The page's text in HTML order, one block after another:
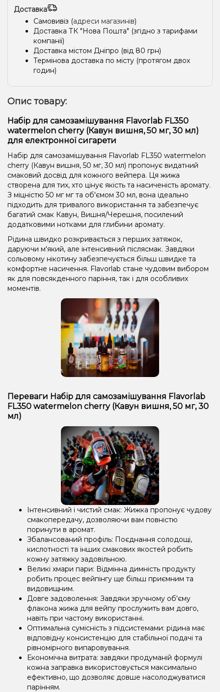
Доставка
Самовивіз (адреси магазинів)
Доставка ТК "Нова Пошта" (згідно з тарифами
компанії)
Доставка містом Дніпро (від 80 грн)
Термінова доставка по місту (протягом двох
годин)
Опис товару:
Набір для самозамішування Flavorlab FL350
watermelon cherry (Кавун вишня, 50 мг, 30 мл)
для електронної сигарети
Набір для самозамішування Flavorlab FL350 watermelon
cherry (Кавун вишня, 50 мг, 30 мл) пропонує видатний
смаковий досвід для кожного вейпера. Ця жижа
створена для тих, хто цінує якість та насиченість аромату.
З міцністю 50 мг мг та об'ємом 30 мл, вона ідеально
підходить для тривалого використання та забезпечує
багатий смак Кавун, Вишня/Черешня, посилений
додатковими нотками для глибини аромату.
Рідина швидко розкривається з перших затяжок,
даруючи м'який, але інтенсивний післясмак. Завдяки
сольовому нікотину забезпечується більш швидке та
комфортне насичення. Flavorlab стане чудовим вибором
як для повсякденного паріння, так і для особливих
моментів.
Переваги Набір для самозамішування Flavorlab
FL350 watermelon cherry (Кавун вишня, 50 мг, 30
мл)
Інтенсивний і чистий смак: Жижка пропонує чудову
смакопередачу, дозволяючи вам повністю
поринути в аромат.
Збалансований профіль: Поєднання солодощі,
кислотності та інших смакових якостей робить
кожну затяжку задовільною.
Великі хмари пари: Відмінна димність продукту
робить процес вейпінгу ще більш приємним та
видовищним.
Довге задоволення: Завдяки зручному об'єму
флакона жижа для вейпу прослужить вам довго,
навіть при частому використанні.
Оптимальна сумісність з підсистемами: рідина має
відповідну консистенцію для стабільної подачі та
рівномірного випаровування.
Економічна витрата: завдяки продуманій формулі
кожна заправка використовується максимально
ефективно, що дозволяє довше насолоджуватися
парінням.